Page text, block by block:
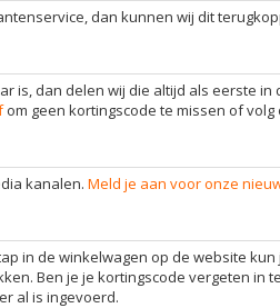
dan kunnen wij dit
is, dan delen wij die altijd als eerste in
om geen kortingscode te missen of volg
kanalen. Meld je aan voor onze
in de winkelwagen op de website
Ben je je kortingscode vergeten in
al is ingevoerd.